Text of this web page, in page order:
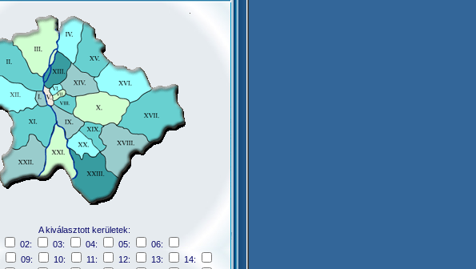
A kiválasztott kerületek:
02: 03: 04: 05:
06:
09: 10: 11: 12: 13:
14: